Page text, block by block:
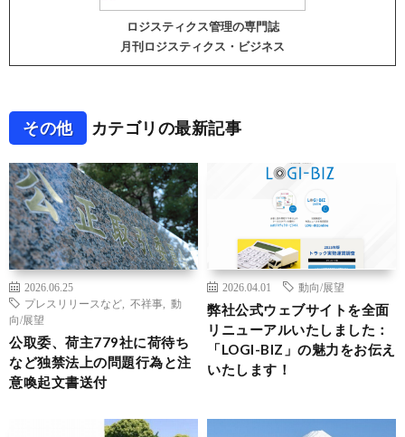
ロジスティクス管理の専門誌
月刊ロジスティクス・ビジネス
その他 カテゴリの最新記事
2026.06.25
プレスリリースなど
不祥事
動
向/展望
公取委、荷主779社に荷待ち
など独禁法上の問題行為と注
意喚起文書送付
2026.04.01 動向/展望
弊社公式ウェブサイトを全面
リニューアルいたしました：
「LOGI-BIZ」の魅力をお伝え
いたします！